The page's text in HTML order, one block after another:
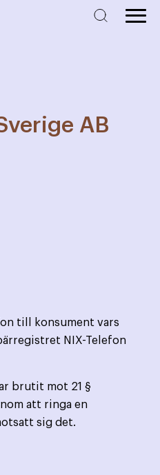
AB
till konsument vars
NIX-Telefon
brutit mot 21 §
att ringa en
sig det.